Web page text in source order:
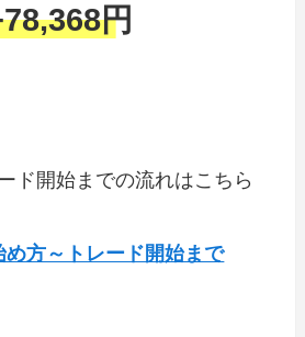
円
ド開始までの流れはこちら
方～トレード開始まで